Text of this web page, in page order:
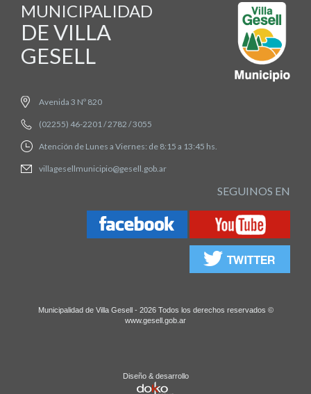
MUNICIPALIDAD
DE VILLA
GESELL
Avenida 3 Nº 820
(02255) 46-2201 / 2782 / 3055
Atención de Lunes a Viernes: de 8:15 a 13:45 hs.
villagesellmunicipio@gesell.gob.ar
SEGUINOS EN
Municipalidad de Villa Gesell - 2026 Todos los derechos reservados ©
www.gesell.gob.ar
Diseño & desarrollo